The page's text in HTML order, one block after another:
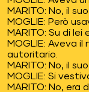
MARITO: No, il
MOGLIE: Però
MARITO: Su di lei
MOGLIE: Aveva
autoritario.
MARITO: No, il
MOGLIE: Si
MARITO: No, era